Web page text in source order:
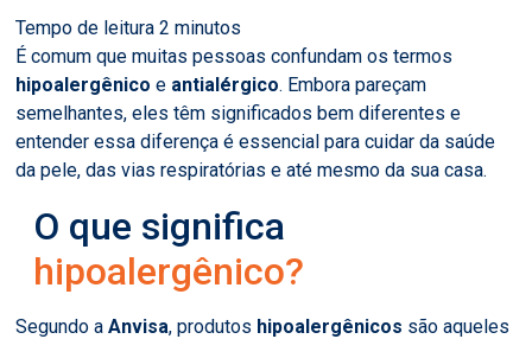
É comum que muitas pessoas confundam os termos
hipoalergênico e antialérgico. Embora pareçam
semelhantes, eles têm significados bem diferentes e
entender essa diferença é essencial para cuidar da saúde
da pele, das vias respiratórias e até mesmo da sua casa.
O que significa
hipoalergênico?
Segundo aAnvisa, produtos hipoalergênicos são aqueles